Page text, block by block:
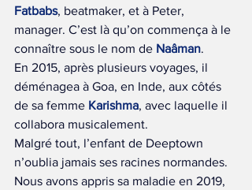
Fatbabs, beatmaker, et à Peter,
manager. C’est là qu’on commença à le
connaître sous le nom de Naâman.
En 2015, après plusieurs voyages, il
déménagea à Goa, en Inde, aux côtés
de sa femme Karishma, avec laquelle il
collabora musicalement.
Malgré tout, l’enfant de Deeptown
n’oublia jamais ses racines normandes.
Nous avons appris sa maladie en 2019,